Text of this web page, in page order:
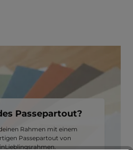
Passepartout?
Rahmen mit einem
Passepartout von